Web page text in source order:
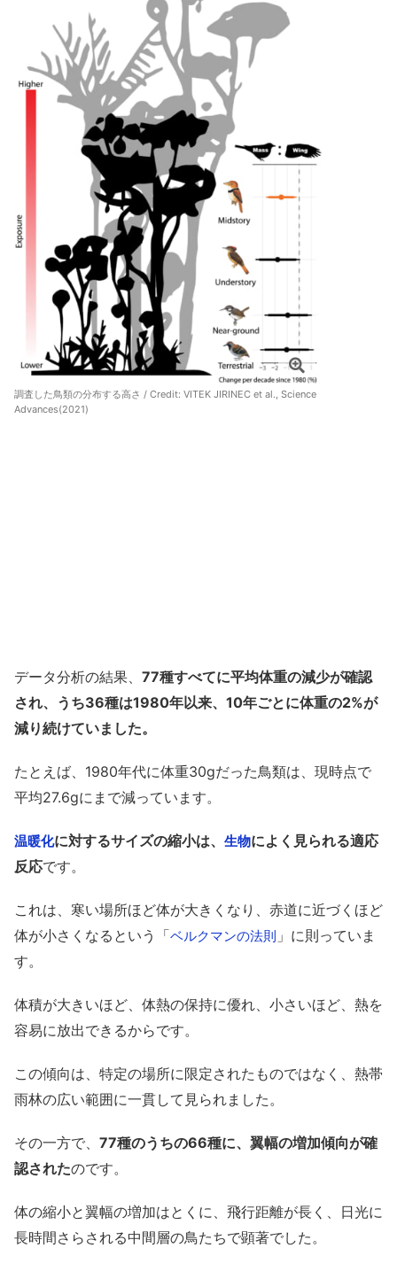
調査した鳥類の分布する高さ / Credit: VITEK JIRINEC et al., Science
Advances(2021)
データ分析の結果、 77種すべてに平均体重の減少が確認
され、うち36種は1980年以来、10年ごとに体重の2%が
減り続けていました。
たとえば、1980年代に体重30gだった鳥類は、現時点で
平均27.6gにまで減っています。
温暖化に対するサイズの縮小は、 生物によく見られる適応
反応です。
これは、寒い場所ほど体が大きくなり、赤道に近づくほど
体が小さくなるという「ベルクマンの法則 」に則っていま
す。
体積が大きいほど、体熱の保持に優れ、小さいほど、熱を
容易に放出できるからです。
この傾向は、特定の場所に限定されたものではなく、熱帯
雨林の広い範囲に一貫して見られました。
その一方で、 77種のうちの66種に、翼幅の増加傾向が確
認されたのです。
体の縮小と翼幅の増加はとくに、飛行距離が長く、日光に
長時間さらされる中間層の鳥たちで顕著でした。